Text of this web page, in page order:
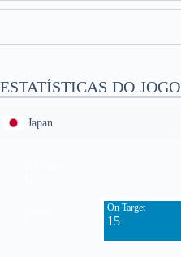
ESTATÍSTICAS DO JOGO
Japan
On Target
15